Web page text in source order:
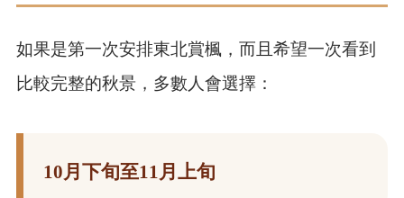
如果是第一次安排東北賞楓，而且希望一次看到
比較完整的秋景，多數人會選擇：
10月下旬至11月上旬